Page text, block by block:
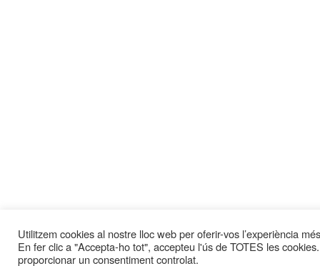
Utilitzem cookies al nostre lloc web per oferir-vos l’experiència
En fer clic a "Accepta-ho tot", accepteu l'ús de TOTES les
proporcionar un consentiment controlat.